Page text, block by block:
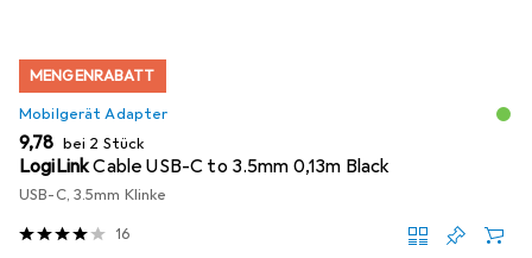
MENGENRABATT
Mobilgerät Adapter
EUR
9,78 bei 2 Stück
LogiLinkCable USB-C to 3.5mm 0,13m Black
USB-C, 3.5mm Klinke
16